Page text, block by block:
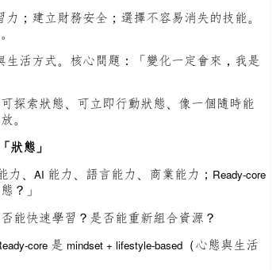
；建立財務安全；選擇不容易消失的技能。
活方式。核心問題：「變化一定會來，我是
探索狀態、可立即行動狀態、像一個隨時能
。
狀態」
、 AI 能力、語言能力、商業能力； Ready-core
？」
能快速學習？是否能重新組合資源？
core 是 mindset + lifestyle-based （心態與生活